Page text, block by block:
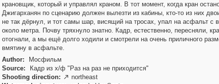
крановщик, который и управлял краном. В тот момент, когда кран
Джигарханян по сценарию должен вылезти из кабины, кто-то из них
не так дёрнул, и тот самы шар, висящий на тросах, упал на асфальт с
около метра. Почву тряхнуло знатно. Кадр, естественно, пересняли,
отогнали, а мы ещё долго ходили и смотрели на очень приличного
вмятину в асфальте.
Author:
Мосфильм
Source:
Кадр из х/ф "Раз на раз не приходится"
Shooting direction:  northeast